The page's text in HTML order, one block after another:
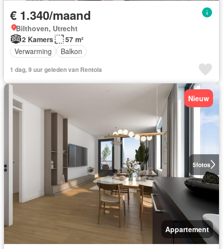
€ 1.340/maand
Bilthoven, Utrecht
2 Kamers
57 m²
Verwarming
Balkon
1 dag, 9 uur geleden van Rentola
5fotos
Nieuw
Appartement